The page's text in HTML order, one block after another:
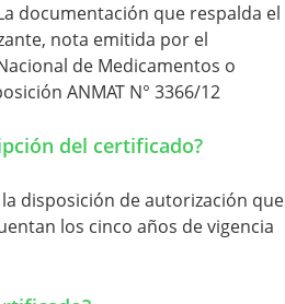
documentación que respalda el
nota emitida por el
de Medicamentos o
ANMAT N° 3366/12
del certificado?
disposición de autorización que
los cinco años de vigencia